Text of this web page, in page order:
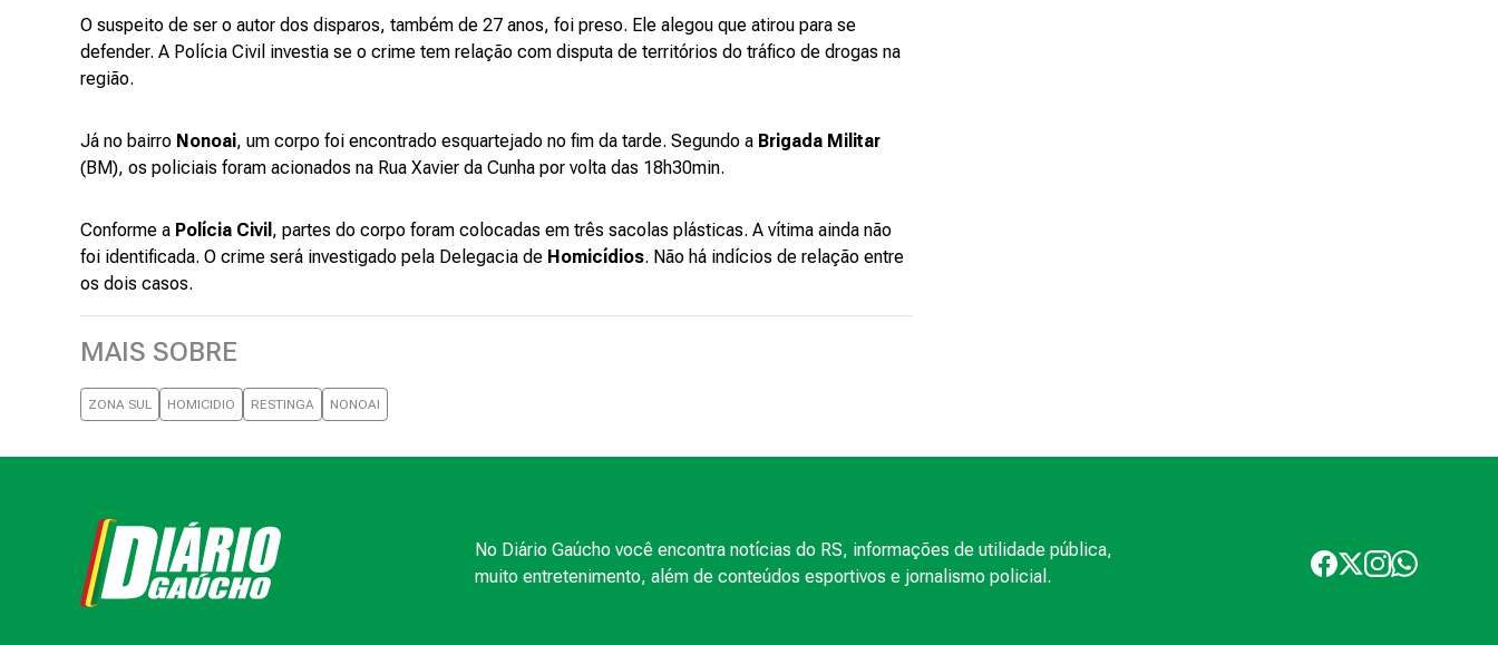
O suspeito de ser o autor dos disparos, também de 27 anos, foi preso. Ele alegou que atirou para se
defender. A Polícia Civil investia se o crime tem relação com disputa de territórios do tráfico de drogas na
região.
Já no bairro Nonoai, um corpo foi encontrado esquartejado no fim da tarde. Segundo a Brigada Militar
(BM), os policiais foram acionados na Rua Xavier da Cunha por volta das 18h30min.
Conforme a Polícia Civil , partes do corpo foram colocadas em três sacolas plásticas. A vítima ainda não
foi identificada. O crime será investigado pela Delegacia de Homicídios. Não há indícios de relação entre
os dois casos.
MAIS SOBRE
ZONA SUL HOMICIDIO RESTINGA NONOAI
No Diário Gaúcho você encontra notícias do RS, informações de utilidade pública,
muito entretenimento, além de conteúdos esportivos e jornalismo policial.